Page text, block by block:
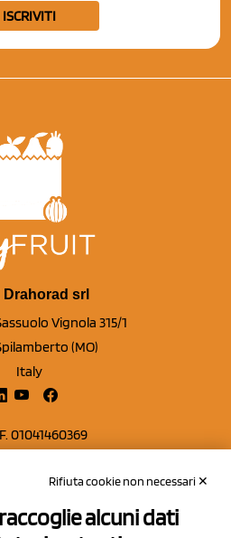
ISCRIVITI
Drahorad srl
Vignola 315/1
(MO)
Italy
01041460369
Euro 50.000,00 i.v.
Rifiuta cookie non necessari ✕
alcuni dati